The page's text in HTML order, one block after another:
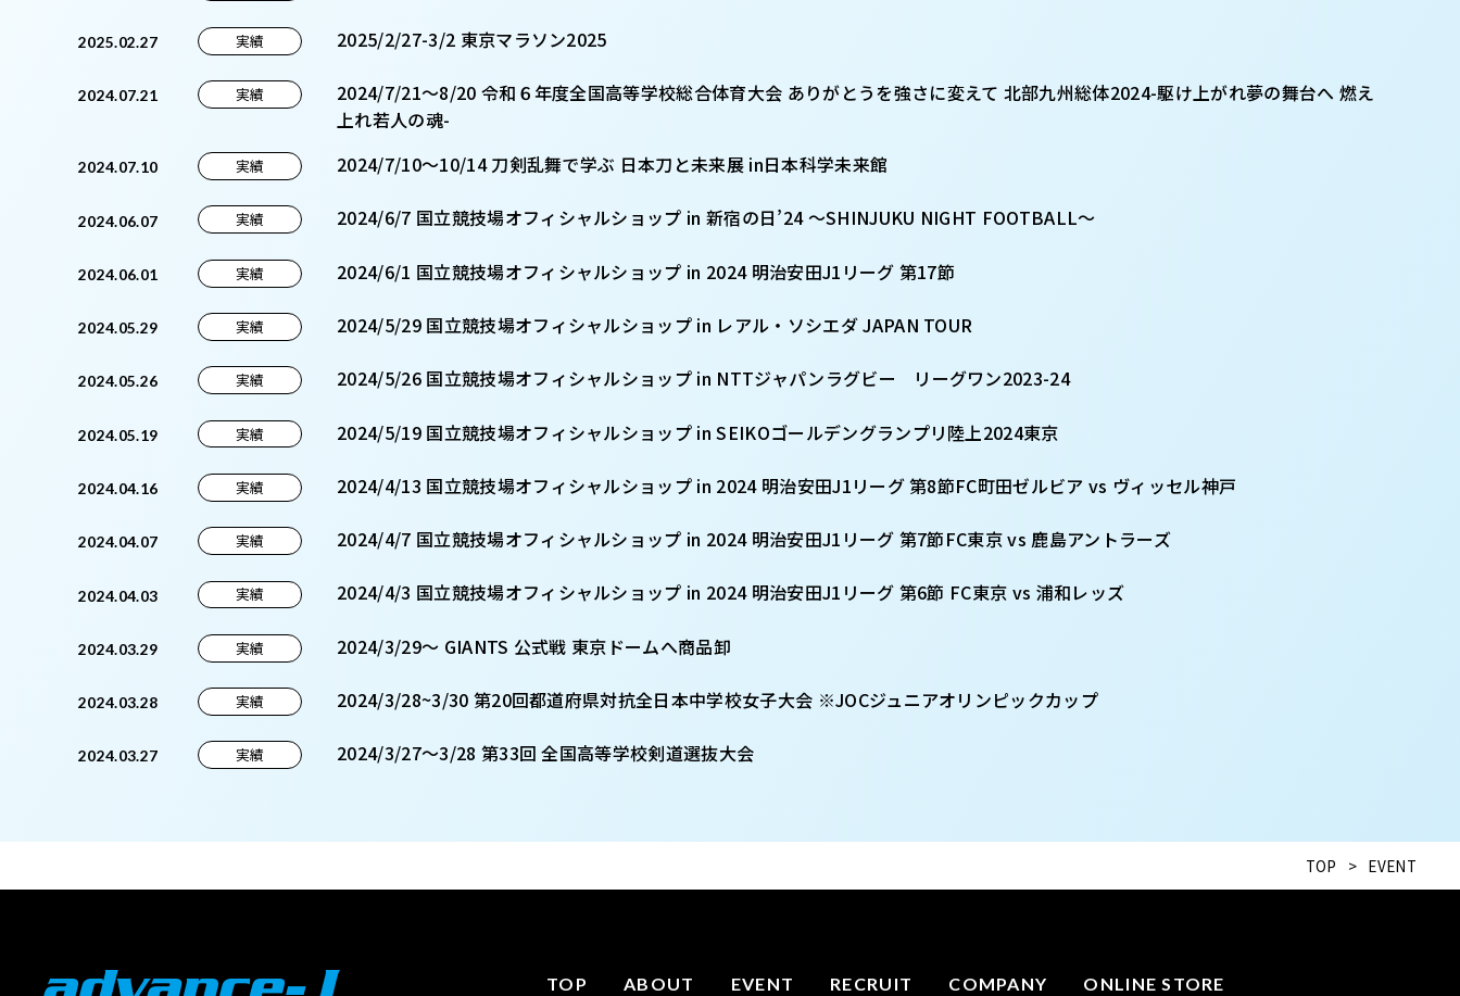
2025.02.27 実績 2025/2/27-3/2 東京マラソン2025
2024.07.21 実績
2024/7/21～8/20 令和６年度全国高等学校総合体育大会 ありがとうを強さに変えて 北部九州総体2024-駆け上がれ夢の舞台へ 燃え
上れ若人の魂-
2024.07.10 実績 2024/7/10～10/14 刀剣乱舞で学ぶ 日本刀と未来展 in日本科学未来館
2024.06.07 実績 2024/6/7 国立競技場オフィシャルショップ in 新宿の日’24 〜SHINJUKU NIGHT FOOTBALL〜
2024.06.01 実績 2024/6/1 国立競技場オフィシャルショップ in 2024 明治安田J1リーグ 第17節
2024.05.29 実績 2024/5/29 国立競技場オフィシャルショップ in レアル・ソシエダ JAPAN TOUR
2024.05.26 実績 2024/5/26 国立競技場オフィシャルショップ in NTTジャパンラグビー リーグワン2023-24
2024.05.19 実績 2024/5/19 国立競技場オフィシャルショップ in SEIKOゴールデングランプリ陸上2024東京
2024.04.16 実績 2024/4/13 国立競技場オフィシャルショップ in 2024 明治安田J1リーグ 第8節FC町田ゼルビア vs ヴィッセル神戸
2024.04.07 実績 2024/4/7 国立競技場オフィシャルショップ in 2024 明治安田J1リーグ 第7節FC東京 vs 鹿島アントラーズ
2024.04.03 実績 2024/4/3 国立競技場オフィシャルショップ in 2024 明治安田J1リーグ 第6節 FC東京 vs 浦和レッズ
2024.03.29 実績 2024/3/29～ GIANTS 公式戦 東京ドームへ商品卸
2024.03.28 実績 2024/3/28~3/30 第20回都道府県対抗全日本中学校女子大会 ※JOCジュニアオリンピックカップ
2024.03.27 実績 2024/3/27～3/28 第33回 全国高等学校剣道選抜大会
TOP > EVENT
TOP ABOUT EVENT RECRUIT COMPANY ONLINE STORE